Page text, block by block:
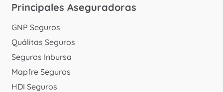
Principales Aseguradoras
GNP Seguros
Quálitas Seguros
Seguros Inbursa
Mapfre Seguros
HDI Seguros